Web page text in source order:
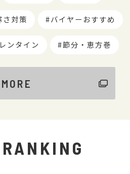
さ対策 バイヤーおすすめ
ンタイン 節分・恵方巻
MORE